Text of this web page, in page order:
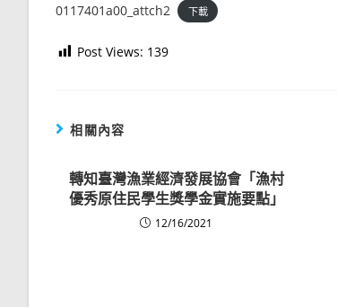
0117401a00_attch2 下載
Post Views: 139
相關內容
轉知臺灣漁業經濟發展協會「漁村
優秀原住民學生獎學金實施要點」
12/16/2021